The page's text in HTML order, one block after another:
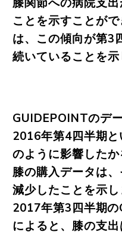
ことを示すことが
は、この傾向が第3
続いていることを示
GUIDEPOINTのデ
2016年第4四半期
のように影響した
膝の購入データは
減少したことを示し
2017年第3四半期
によると、膝の支